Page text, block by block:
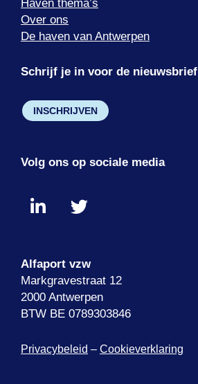
Haven thema’s
Over ons
De haven van Antwerpen
Schrijf je in voor de nieuwsbrief
INSCHRIJVEN
Volg ons op sociale media
Alfaport vzw
Markgravestraat 12
2000 Antwerpen
BTW BE 0789303846
Privacybeleid – Cookieverklaring